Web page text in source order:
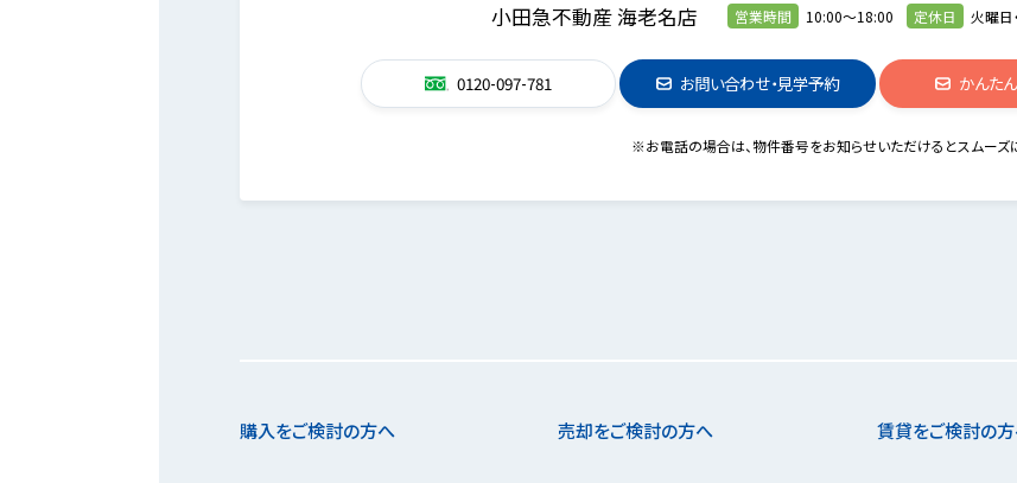
小田急不動産 海老名店 営業時間 10:00～18:00 定休日 火曜日
0120-097-781 お問い合わせ・見学予約 かんた
※お電話の場合は、物件番号をお知らせいただけるとスムーズ
購入をご検討の方へ 売却をご検討の方へ 賃貸をご検討の